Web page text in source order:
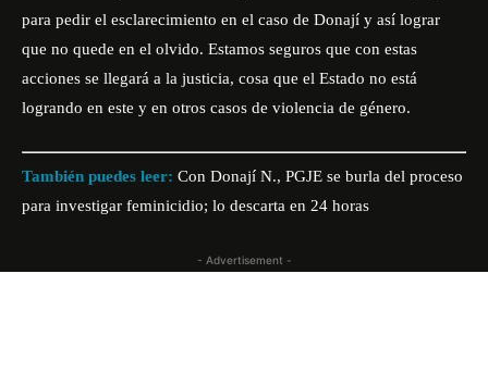
para pedir el esclarecimiento en el caso de Donají y así lograr
que no quede en el olvido. Estamos seguros que con estas
acciones se llegará a la justicia, cosa que el Estado no está
logrando en este y en otros casos de violencia de género.
También puedes leer: Con Donají N., PGJE se burla del proceso
para investigar feminicidio; lo descarta en 24 horas
- Advertisement -